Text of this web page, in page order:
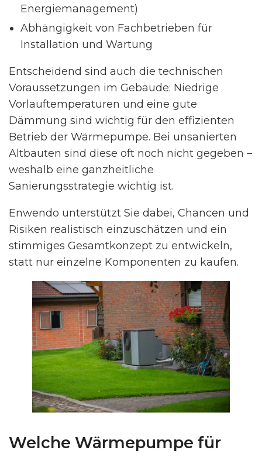
Energiemanagement)
Abhängigkeit von Fachbetrieben für
Installation und Wartung
Entscheidend sind auch die technischen
Voraussetzungen im Gebäude: Niedrige
Vorlauftemperaturen und eine gute
Dämmung sind wichtig für den effizienten
Betrieb der Wärmepumpe. Bei unsanierten
Altbauten sind diese oft noch nicht gegeben –
weshalb eine ganzheitliche
Sanierungsstrategie wichtig ist.
Enwendo unterstützt Sie dabei, Chancen und
Risiken realistisch einzuschätzen und ein
stimmiges Gesamtkonzept zu entwickeln,
statt nur einzelne Komponenten zu kaufen.
Welche Wärmepumpe für